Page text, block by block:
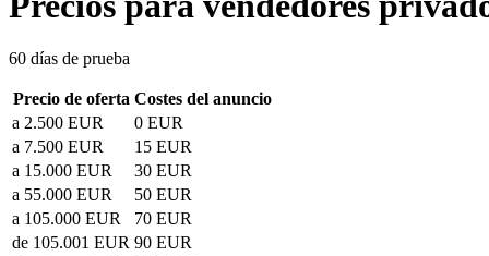
60 días de prueba
Precio de oferta Costes del anuncio
a 2.500 EUR
0 EUR
a 7.500 EUR
15 EUR
a 15.000 EUR
30 EUR
a 55.000 EUR
50 EUR
a 105.000 EUR
70 EUR
de 105.001 EUR 90 EUR